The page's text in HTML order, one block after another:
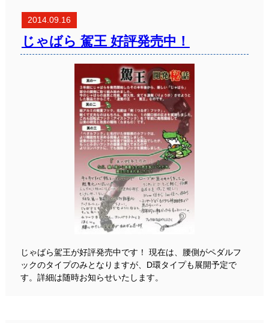
2014.09.16
じゃばら 駕王 好評発売中！
じゃばら駕王が好評発売中です！ 現在は、腰側がペダルフ
ックのタイプのみとなりますが、D環タイプも展開予定で
す。詳細は随時お知らせいたします。